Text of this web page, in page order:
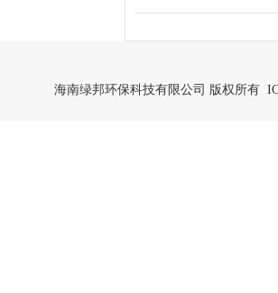
海南绿邦环保科技有限公司 版权所有